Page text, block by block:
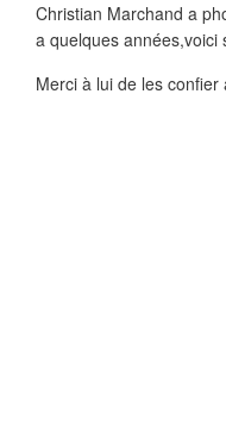
Christian Marchand a
a quelques années,voici
Merci à lui de les confier